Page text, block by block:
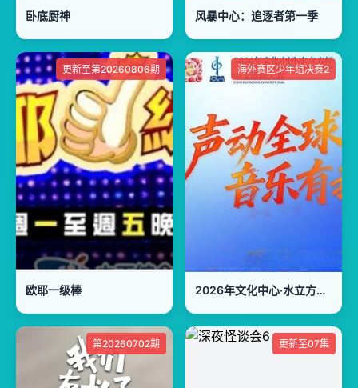
卧底厨神 风暴中心：追逐者第一季
更新至第20260806期
欧耶一级棒
海外赛区少年组决赛2
2026年文化中心·水立方杯中文歌曲大赛
第20260702期 更新至07集